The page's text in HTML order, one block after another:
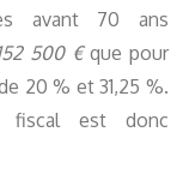
avant 70 ans
500 €que pour
20 % et 31,25 %.
fiscal est donc